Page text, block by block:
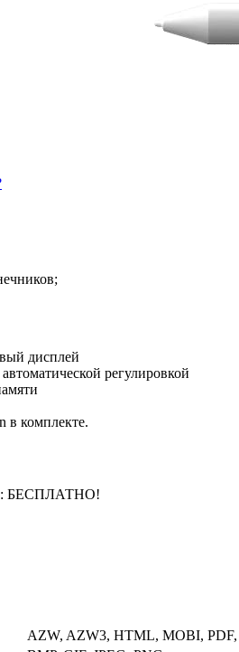
дисплей
регулировкой
в комплекте.
БЕСПЛАТНО!
AZW, AZW3, HTML, MOBI,